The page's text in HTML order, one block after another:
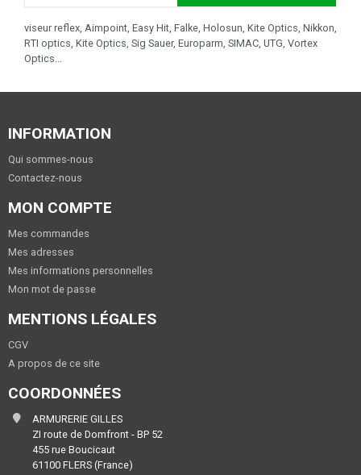
viseur reflex, Aimpoint, Easy Hit, Falke, Holosun, Kite Optics, Nikkon,
RTI optics, Kite Optics, Sig Sauer, Europarm, SIMAC, UTG, Vortex
Optics...
INFORMATION
Qui sommes-nous
Contactez-nous
MON COMPTE
Mes commandes
Mes adresses
Mes informations personnelles
Mon mot de passe
MENTIONS LÉGALES
CGV
A propos de ce site
COORDONNÉES
ARMURERIE GILLES
ZI route de Domfront - BP 52
455 rue Boucicaut
61100 FLERS (France)